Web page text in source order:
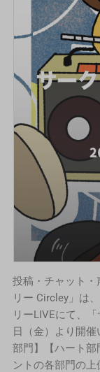
投稿・チャット・
リー Circley」は
リーLIVEにて、
日（金）より開
部門】【ハート
ントの各部門の